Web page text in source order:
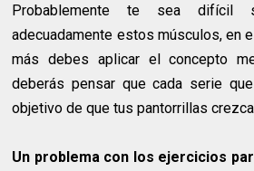
Probablemente te sea difícil
adecuadamente estos músculos, en
más debes aplicar el concepto
deberás pensar que cada serie
objetivo de que tus pantorrillas
Un problema con los ejercicios